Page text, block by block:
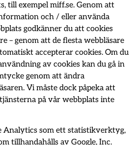
till exempel miff.se. Genom att
och / eller använda
godkänner du att cookies
– genom att de flesta webbläsare
accepterar cookies. Om du
av cookies kan du gå in
genom att ändra
Vi måste dock påpeka att
på vår webbplats inte
Analytics som ett statistikverktyg,
tillhandahålls av Google, Inc.